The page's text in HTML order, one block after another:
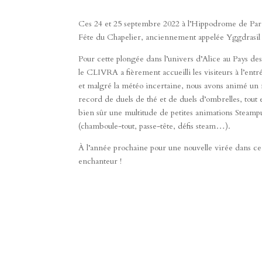
Ces 24 et 25 septembre 2022 à l’Hippodrome de
Fête du Chapelier, anciennement appelée
Pour cette plongée dans l’univers d’Alice au Pays
le CLIVRA a fièrement accueilli les visiteurs à
et malgré la météo incertaine, nous avons animé
record de duels de thé et de duels d’ombrelles, tout
bien sûr une multitude de petites animations
(chamboule-tout, passe-tête, défis steam…).
À l’année prochaine pour une nouvelle virée dans
enchanteur !